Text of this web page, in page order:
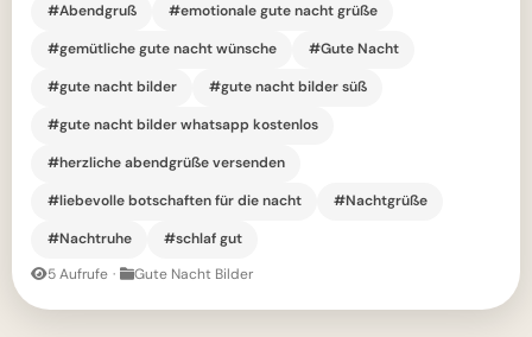
#Abendgruß
#emotionale gute nacht grüße
#gemütliche gute nacht wünsche
#Gute Nacht
#gute nacht bilder
#gute nacht bilder süß
#gute nacht bilder whatsapp kostenlos
#herzliche abendgrüße versenden
#liebevolle botschaften für die nacht
#Nachtgrüße
#Nachtruhe
#schlaf gut
5 Aufrufe · Gute Nacht Bilder